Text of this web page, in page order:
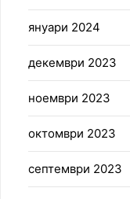
януари 2024
декември 2023
ноември 2023
октомври 2023
септември 2023